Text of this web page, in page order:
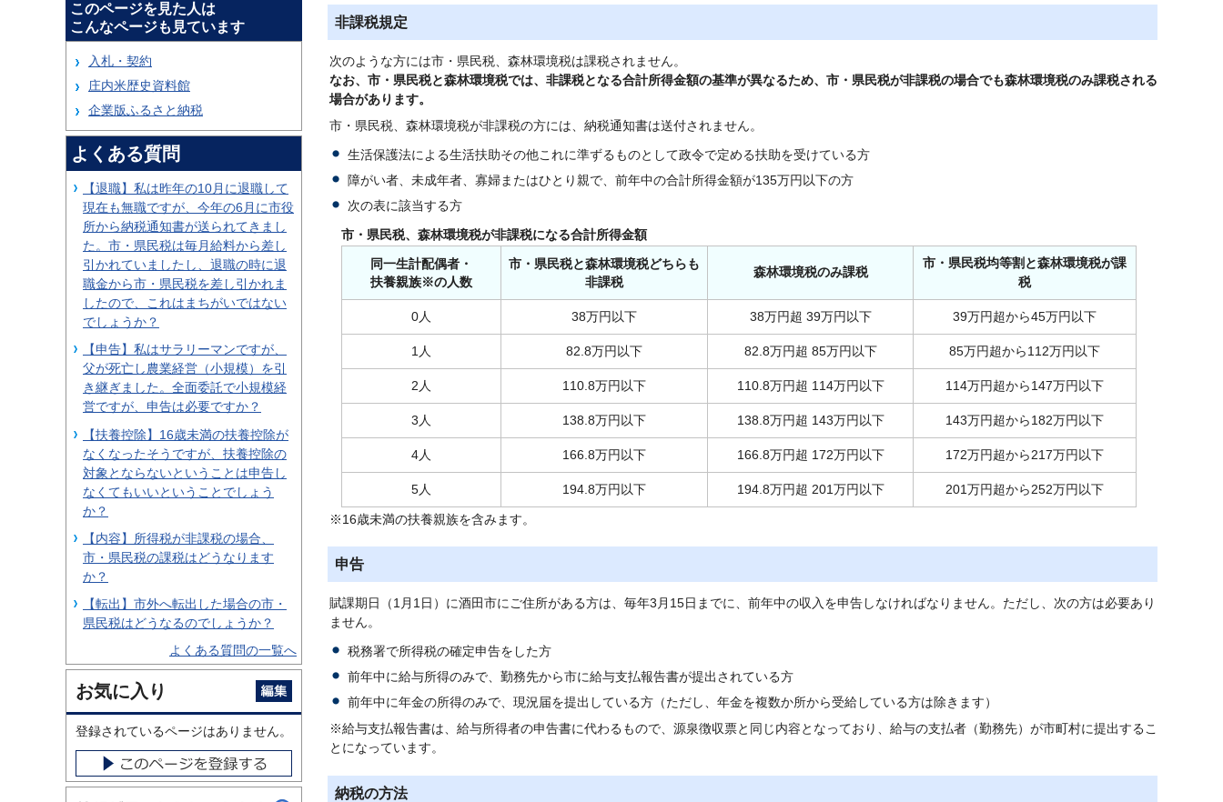
非課税規定
次のような方には市・県民税、森林環境税は課税されません。
なお、市・県民税と森林環境税では、非課税となる合計所得金額の基準が異なるため、市・県民税が非課税の場合でも森林環境税のみ課税される
場合があります。
市・県民税、森林環境税が非課税の方には、納税通知書は送付されません。
生活保護法による生活扶助その他これに準ずるものとして政令で定める扶助を受けている方
障がい者、未成年者、寡婦またはひとり親で、前年中の合計所得金額が135万円以下の方
次の表に該当する方
市・県民税、森林環境税が非課税になる合計所得金額
同一生計配偶者・
扶養親族※の人数
市・県民税と森林環境税どちらも
非課税
森林環境税のみ課税
市・県民税均等割と森林環境税が課
税
0人 38万円以下 38万円超 39万円以下 39万円超から45万円以下
1人 82.8万円以下 82.8万円超 85万円以下 85万円超から112万円以下
2人 110.8万円以下 110.8万円超 114万円以下 114万円超から147万円以下
3人 138.8万円以下 138.8万円超 143万円以下 143万円超から182万円以下
4人 166.8万円以下 166.8万円超 172万円以下 172万円超から217万円以下
5人 194.8万円以下 194.8万円超 201万円以下 201万円超から252万円以下
※16歳未満の扶養親族を含みます。
申告
賦課期日（1月1日）に酒田市にご住所がある方は、毎年3月15日までに、前年中の収入を申告しなければなりません。ただし、次の方は必要あり
ません。
税務署で所得税の確定申告をした方
前年中に給与所得のみで、勤務先から市に給与支払報告書が提出されている方
前年中に年金の所得のみで、現況届を提出している方（ただし、年金を複数か所から受給している方は除きます）
※給与支払報告書は、給与所得者の申告書に代わるもので、源泉徴収票と同じ内容となっており、給与の支払者（勤務先）が市町村に提出するこ
とになっています。
納税の方法
このページを見た人は
こんなページも見ています
入札・契約
庄内米歴史資料館
企業版ふるさと納税
よくある質問
【退職】私は昨年の10月に退職して
現在も無職ですが、今年の6月に市役
所から納税通知書が送られてきまし
た。市・県民税は毎月給料から差し
引かれていましたし、退職の時に退
職金から市・県民税を差し引かれま
したので、これはまちがいではない
でしょうか？
【申告】私はサラリーマンですが、
父が死亡し農業経営（小規模）を引
き継ぎました。全面委託で小規模経
営ですが、申告は必要ですか？
【扶養控除】16歳未満の扶養控除が
なくなったそうですが、扶養控除の
対象とならないということは申告し
なくてもいいということでしょう
か？
【内容】所得税が非課税の場合、
市・県民税の課税はどうなります
か？
【転出】市外へ転出した場合の市・
県民税はどうなるのでしょうか？
よくある質問の一覧へ
お気に入り
登録されているページはありません。